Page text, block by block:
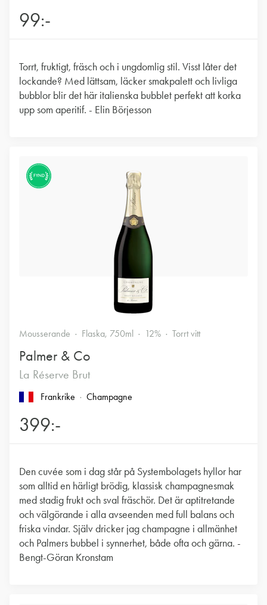
99:-
Torrt, fruktigt, fräsch och i ungdomlig stil. Visst låter det
lockande? Med lättsam, läcker smakpalett och livliga
bubblor blir det här italienska bubblet perfekt att korka
upp som aperitif. - Elin Börjesson
FYND
Mousserande Flaska, 750ml 12% Torrt vitt
Palmer & Co
La Réserve Brut
Frankrike Champagne
399:-
Den cuvée som i dag står på Systembolagets hyllor har
som alltid en härligt brödig, klassisk champagnesmak
med stadig frukt och sval fräschör. Det är aptitretande
och välgörande i alla avseenden med full balans och
friska vindar. Själv dricker jag champagne i allmänhet
och Palmers bubbel i synnerhet, både ofta och gärna. -
Bengt-Göran Kronstam